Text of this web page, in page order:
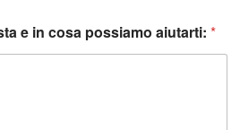
e in cosa possiamo aiutarti:*